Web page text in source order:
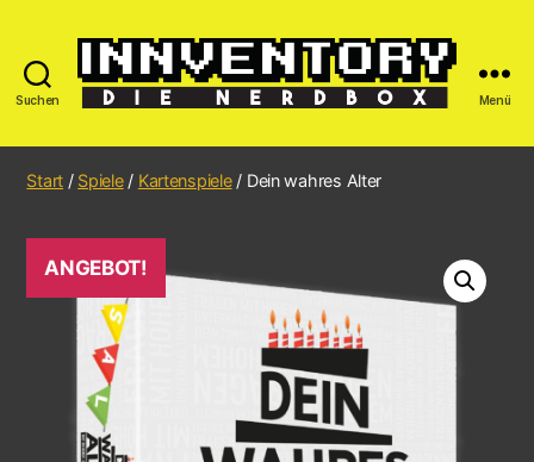
Suchen Menü
Start / Spiele/ Kartenspiele/ Dein wahres Alter
ANGEBOT!